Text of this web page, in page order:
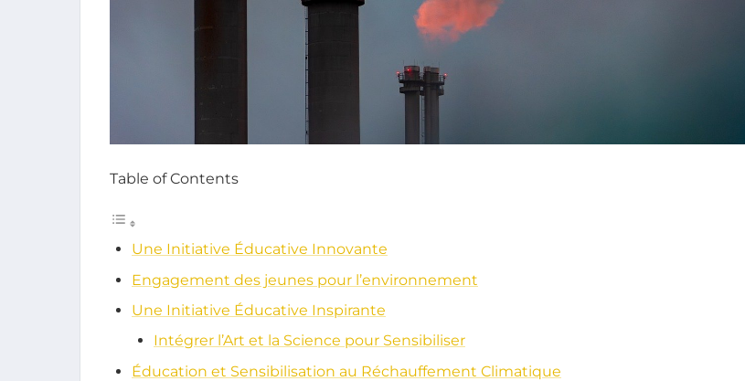
Table of Contents
Une Initiative Éducative Innovante
Engagement des jeunes pour l’environnement
Une Initiative Éducative Inspirante
Intégrer l’Art et la Science pour Sensibiliser
Éducation et Sensibilisation au Réchauffement Climatique